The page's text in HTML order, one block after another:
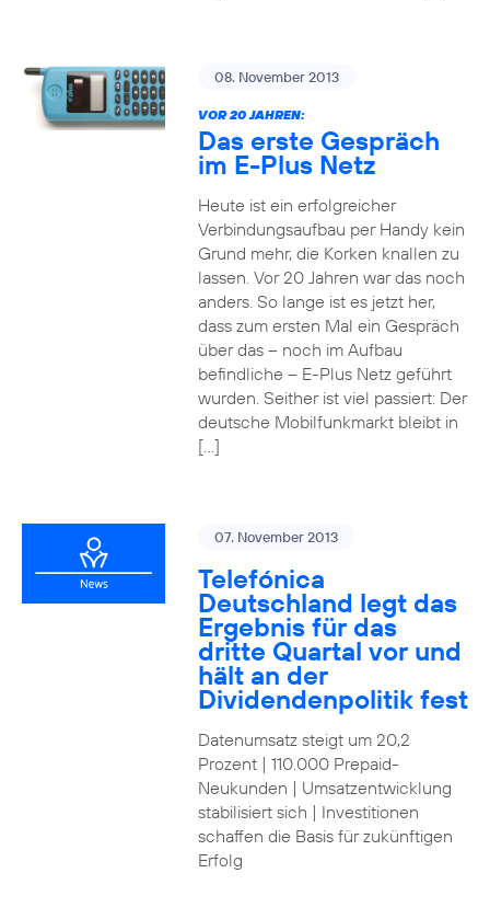
08. November 2013
VOR 20 JAHREN:
Das erste Gespräch
im E-Plus Netz
Heute ist ein erfolgreicher
Verbindungsaufbau per Handy kein
Grund mehr, die Korken knallen zu
lassen. Vor 20 Jahren war das noch
anders. So lange ist es jetzt her,
dass zum ersten Mal ein Gespräch
über das – noch im Aufbau
befindliche – E-Plus Netz geführt
wurden. Seither ist viel passiert: Der
deutsche Mobilfunkmarkt bleibt in
[…]
07. November 2013
Telefónica
Deutschland legt das
Ergebnis für das
dritte Quartal vor und
hält an der
Dividendenpolitik fest
Datenumsatz steigt um 20,2
Prozent | 110.000 Prepaid-
Neukunden | Umsatzentwicklung
stabilisiert sich | Investitionen
schaffen die Basis für zukünftigen
Erfolg